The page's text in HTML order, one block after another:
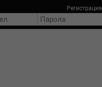
Регистрация